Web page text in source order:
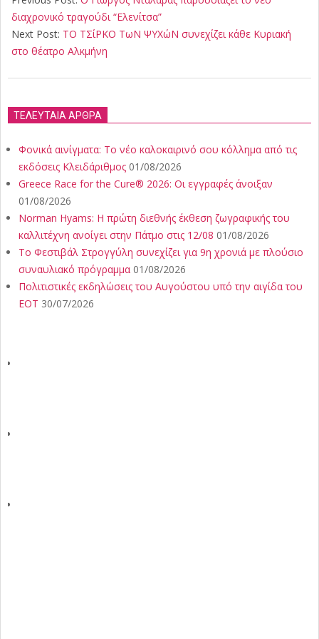
09
διαχρονικό τραγούδι “Ελενίτσα”
Next Post: ΤΟ ΤΣίΡΚΟ ΤωΝ ΨΥΧώΝ συνεχίζει κάθε Κυριακή
στο θέατρο Αλκμήνη
ΤΕΛΕΥΤΑΙΑ ΑΡΘΡΑ
Φονικά αινίγματα: Το νέο καλοκαιρινό σου κόλλημα από τις
εκδόσεις Κλειδάριθμος 01/08/2026
Greece Race for the Cure® 2026: Οι εγγραφές άνοιξαν
01/08/2026
Norman Hyams: Η πρώτη διεθνής έκθεση ζωγραφικής του
καλλιτέχνη ανοίγει στην Πάτμο στις 12/08 01/08/2026
Το Φεστιβάλ Στρογγύλη συνεχίζει για 9η χρονιά με πλούσιο
συναυλιακό πρόγραμμα 01/08/2026
Πολιτιστικές εκδηλώσεις του Αυγούστου υπό την αιγίδα του
ΕΟΤ 30/07/2026